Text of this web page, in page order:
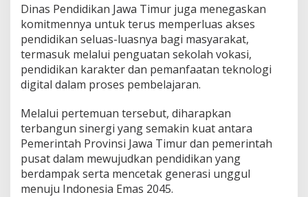
Dinas Pendidikan Jawa Timur juga menegaskan
komitmennya untuk terus memperluas akses
pendidikan seluas-luasnya bagi masyarakat,
termasuk melalui penguatan sekolah vokasi,
pendidikan karakter dan pemanfaatan teknologi
digital dalam proses pembelajaran.
Melalui pertemuan tersebut, diharapkan
terbangun sinergi yang semakin kuat antara
Pemerintah Provinsi Jawa Timur dan pemerintah
pusat dalam mewujudkan pendidikan yang
berdampak serta mencetak generasi unggul
menuju Indonesia Emas 2045.